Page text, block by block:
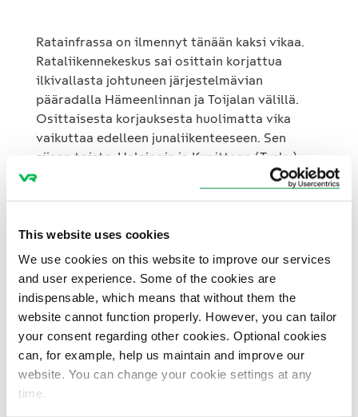
This website uses cookies
We use cookies on this website to improve our services
and user experience. Some of the cookies are
indispensable, which means that without them the
website cannot function properly. However, you can tailor
your consent regarding other cookies. Optional cookies
can, for example, help us maintain and improve our
website. You can change your cookie settings at any
time.
Ratainfrassa on ilmennyt tänään kaksi vikaa.
Rataliikennekeskus sai osittain korjattua
ilkivallasta johtuneen järjestelmävian
pääradalla Hämeenlinnan ja Toijalan välillä.
Osittaisesta korjauksesta huolimatta vika
vaikuttaa edelleen junaliikenteeseen. Sen
sijaan toista, Helsingin ja Kupittaan (Turku)
välisellä rantaradalla ilmennyttä
”Suurin osa perjantain kauko- ja lähiliikenteen
junista on tänään myöhässä. Emme ole
perumassa junavuoroja, joten oman junan
tilanne kannattaa tarkistaa vr.fi:stä. Olemme
äärimmäisen pahoillamme ratavaurioiden
aiheuttamasta haitasta asiakkaillemme”,
sanoo kaukoliikenteen johtaja
Piia Tyynilä.